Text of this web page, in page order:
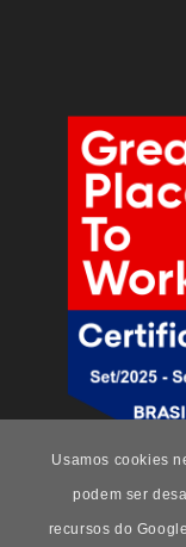
Usamos cookies
podem ser
recursos do